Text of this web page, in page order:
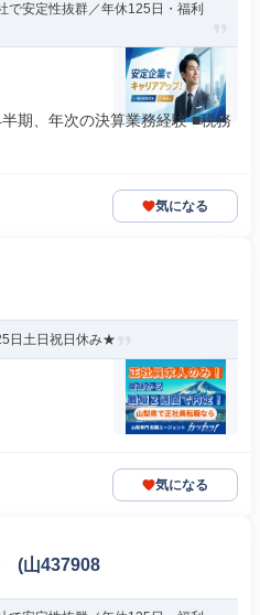
で安定性抜群／年休125日・福利
期、年次の決算業務経験 ■税務
気になる
日土日祝日休み★
気になる
(山437908